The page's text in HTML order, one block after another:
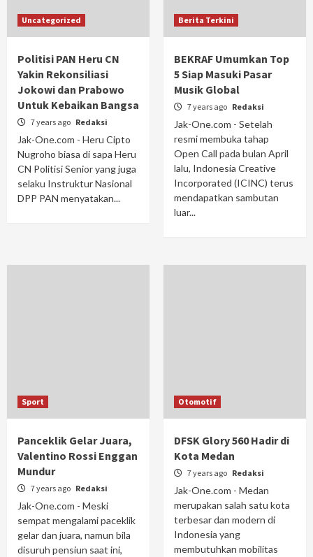
Uncategorized
Politisi PAN Heru CN
Yakin Rekonsiliasi
Jokowi dan Prabowo
Untuk Kebaikan Bangsa
7 years ago Redaksi
Jak-One.com - Heru Cipto
Nugroho biasa di sapa Heru
CN Politisi Senior yang juga
selaku Instruktur Nasional
DPP PAN menyatakan...
Berita Terkini
BEKRAF Umumkan Top
5 Siap Masuki Pasar
Musik Global
7 years ago Redaksi
Jak-One.com - Setelah
resmi membuka tahap
Open Call pada bulan April
lalu, Indonesia Creative
Incorporated (ICINC) terus
mendapatkan sambutan
luar...
Sport
Panceklik Gelar Juara,
Valentino Rossi Enggan
Mundur
7 years ago Redaksi
Jak-One.com - Meski
sempat mengalami paceklik
gelar dan juara, namun bila
disuruh pensiun saat ini,
Otomotif
DFSK Glory 560 Hadir di
Kota Medan
7 years ago Redaksi
Jak-One.com - Medan
merupakan salah satu kota
terbesar dan modern di
Indonesia yang
membutuhkan mobilitas